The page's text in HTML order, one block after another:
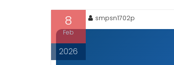
8
Feb
2026
smpsn1702p